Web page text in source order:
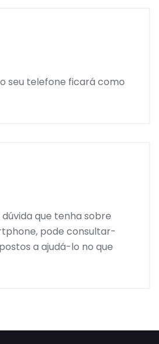
seu telefone ficará como
que tenha sobre
pode consultar-
a ajudá-lo no que